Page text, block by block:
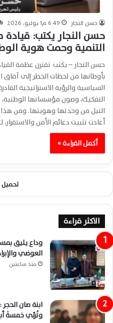
حسن النجار 6:49 م1 يوليو، 2026
حسن النجار يكتب:
التنمية وحمت هوية
حسن النجار – يكتب تقترن عظمة
بأوطانها من لحظات الخطر إلى آفاق
السياسية والرؤية الاستراتيجية
التفكيك، وصون مؤسساتها
النيل من وحدتها وهويتها. ومن
أعادت تثبيت دعائم الأمن
أكمل القراءة »
تحميل
الاكثر قراءة
وداع يليق
العوضي
منذ ساعتين
ابنة صان
وتُربِّي خمسةَ